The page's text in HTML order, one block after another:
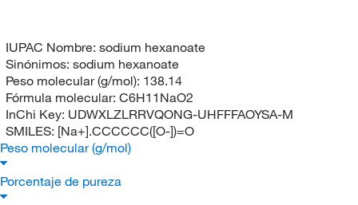
IUPAC Nombre: sodium hexanoate
Sinónimos: sodium hexanoate
Peso molecular (g/mol): 138.14
Fórmula molecular: C6H11NaO2
InChi Key: UDWXLZLRRVQONG-UHFFFAOYSA-M
SMILES: [Na+].CCCCCC([O-])=O
Peso molecular (g/mol)
Porcentaje de pureza